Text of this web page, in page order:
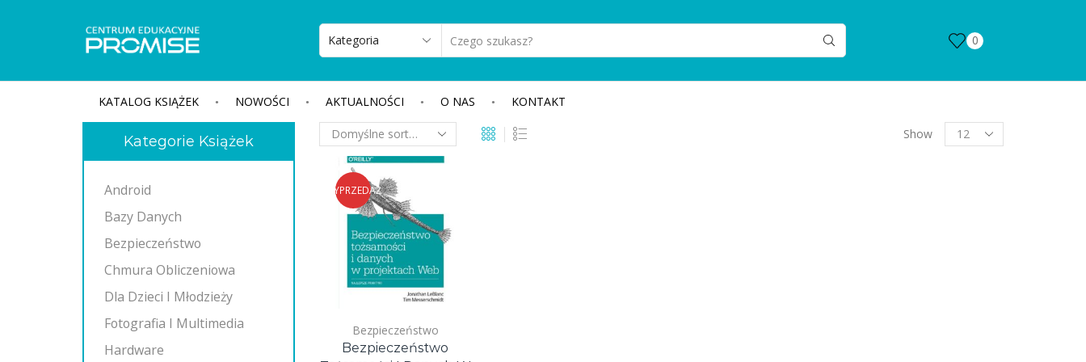
0
KATALOG KSIĄŻEK NOWOŚCI AKTUALNOŚCI O NAS KONTAKT
Show
Products
per
WYPRZEDAŻ
Bezpieczeństwo
Bezpieczeństwo
Kategorie Książek
Android
Bazy Danych
Bezpieczeństwo
Chmura Obliczeniowa
Dla Dzieci I Młodzieży
Fotografia I Multimedia
Hardware